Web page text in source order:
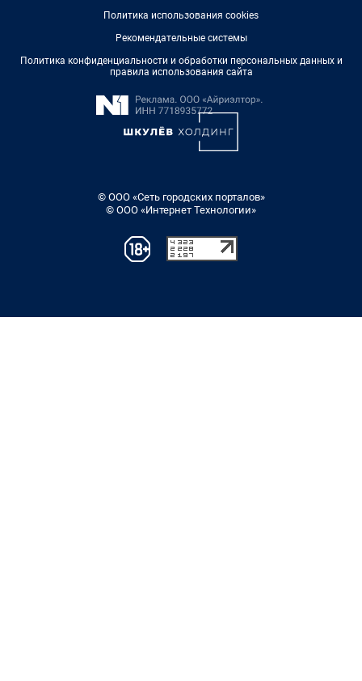
Политика использования cookies
Рекомендательные системы
Политика конфиденциальности и обработки персональных данных и
правила использования сайта
© ООО «Сеть городских порталов»
© ООО «Интернет Технологии»